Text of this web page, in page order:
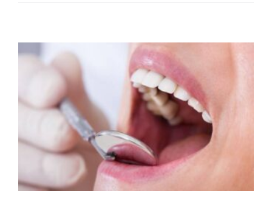
Llagas en el paladar: aprende a
evitarlas
General